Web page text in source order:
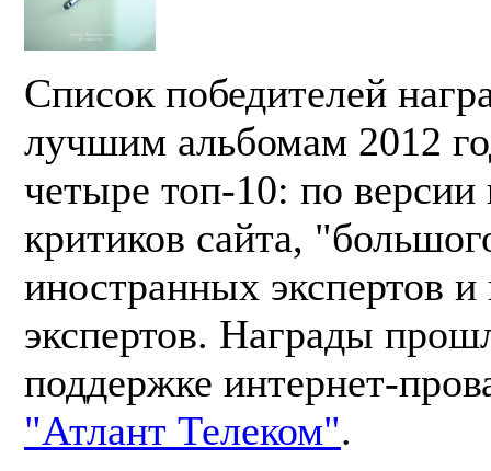
Список победителей
лучшим альбомам 2012
четыре топ-10: по
критиков сайта,
иностранных экспертов
экспертов. Награды
поддержке интернет-
"Атлант Телеком".